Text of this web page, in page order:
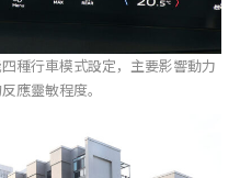
種行車模式設定，主要影響動力
應靈敏程度。